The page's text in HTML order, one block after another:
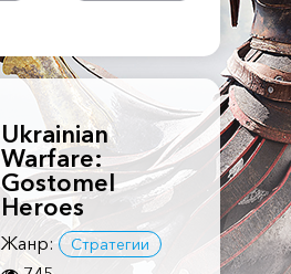
Ukrainian
Warfare:
Gostomel
Heroes
Жанр: Стратегии